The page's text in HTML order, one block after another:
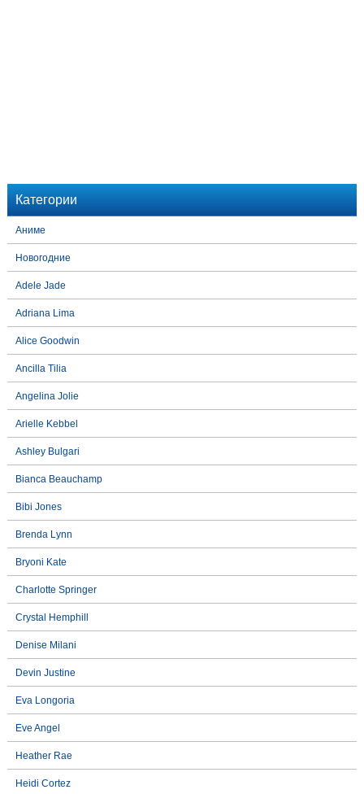
Категории
Аниме
Новогодние
Adele Jade
Adriana Lima
Alice Goodwin
Ancilla Tilia
Angelina Jolie
Arielle Kebbel
Ashley Bulgari
Bianca Beauchamp
Bibi Jones
Brenda Lynn
Bryoni Kate
Charlotte Springer
Crystal Hemphill
Denise Milani
Devin Justine
Eva Longoria
Eve Angel
Heather Rae
Heidi Cortez